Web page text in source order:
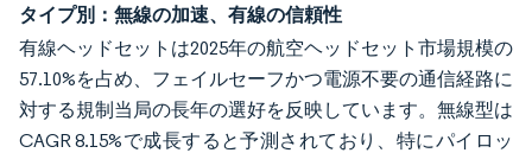
タイプ別：無線の加速、有線の信頼性
有線ヘッドセットは2025年の航空ヘッドセット市場規模の
57.10%を占め、フェイルセーフかつ電源不要の通信経路に
対する規制当局の長年の選好を反映しています。無線型は
CAGR 8.15%で成長すると予測されており、特にパイロッ